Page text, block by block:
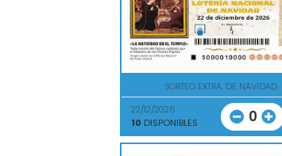
SORTEO EXTRA. DE NAVIDAD
22/12/2026
10 DISPONIBLES 0